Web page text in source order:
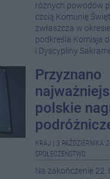
różnych powodów
czcią Komunię
zwłaszcza w
podkreśla Komisja
i Dyscypliny
Przyznano
polskie
KRAJ 3 PAŹDZIERNIKA
SPOŁECZEŃSTWO
Na zakończenie 22.